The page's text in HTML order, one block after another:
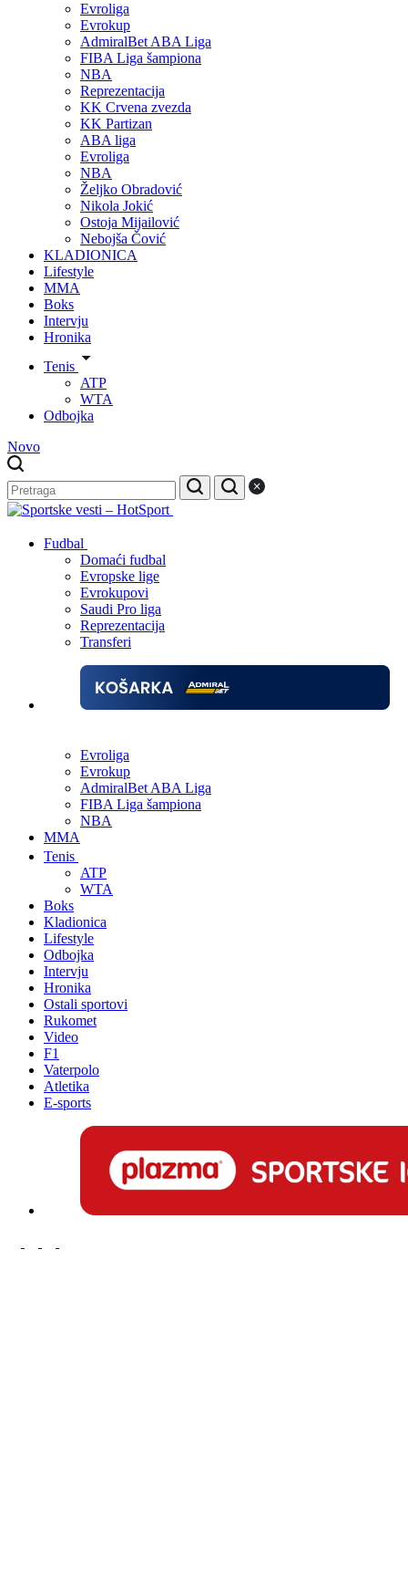
Evroliga
Evrokup
AdmiralBet ABA Liga
FIBA Liga šampiona
NBA
Reprezentacija
KK Crvena zvezda
KK Partizan
ABA liga
Evroliga
NBA
Željko Obradović
Nikola Jokić
Ostoja Mijailović
Nebojša Čović
KLADIONICA
Lifestyle
MMA
Boks
Intervju
Hronika
Tenis
ATP
WTA
Odbojka
Novo
Fudbal
Domaći fudbal
Evropske lige
Evrokupovi
Saudi Pro liga
Reprezentacija
Transferi
Evroliga
Evrokup
AdmiralBet ABA Liga
FIBA Liga šampiona
NBA
MMA
Tenis
ATP
WTA
Boks
Kladionica
Lifestyle
Odbojka
Intervju
Hronika
Ostali sportovi
Rukomet
Video
F1
Vaterpolo
Atletika
E-sports